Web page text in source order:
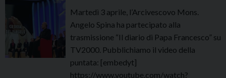
Martedì 3 aprile, l’Arcivescovo Mons.
Angelo Spina ha partecipato alla
trasmissione “Il diario di Papa Francesco” su
TV2000. Pubblichiamo il video della
puntata: [embedyt]
https://www.youtube.com/watch?